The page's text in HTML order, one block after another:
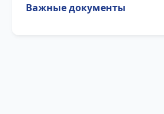
Важные документы